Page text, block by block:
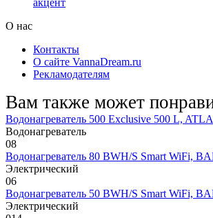
О нас
Контакты
О сайте VannaDream.ru
Рекламодателям
Вам также может
Водонагреватель 500 Exclusive 500 L,
Водонагреватель
08
Водонагреватель 80 BWH/S Smart WiFi,
Электрический
06
Водонагреватель 50 BWH/S Smart WiFi,
Электрический